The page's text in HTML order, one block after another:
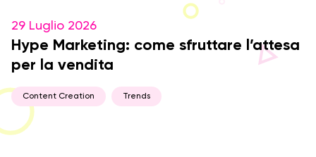
29 Luglio 2026
Hype Marketing: come sfruttare l’attesa
per la vendita
Content Creation Trends